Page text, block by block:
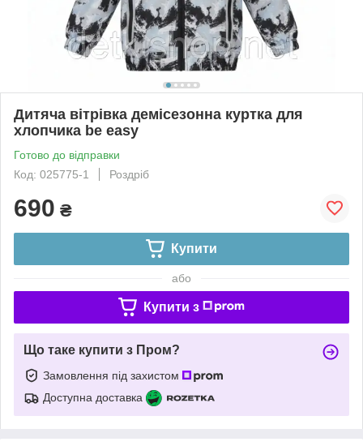
Дитяча вітрівка демісезонна куртка для
хлопчика be easy
Готово до відправки
Код: 025775-1
Роздріб
690 ₴
Купити
або
Купити з
Що таке купити з Пром?
Замовлення під захистом
Доступна доставка